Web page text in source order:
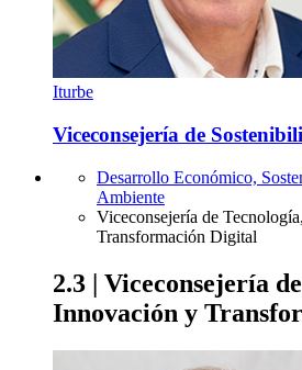
Iturbe
Viceconsejería de
Desarrollo Económico,
Ambiente
Viceconsejería de
Transformación Digital
2.3 | Viceconsejería
Innovación y